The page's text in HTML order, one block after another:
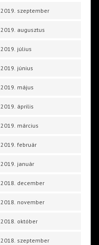
2019. szeptember
2019. augusztus
2019. július
2019. június
2019. május
2019. április
2019. március
2019. február
2019. január
2018. december
2018. november
2018. október
2018. szeptember